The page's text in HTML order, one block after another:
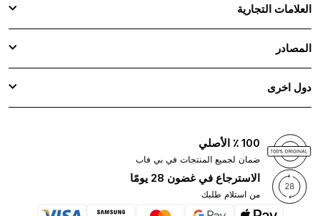
العلامات التجارية
المصادر
دول اخرى
100 ٪ الأصلي
ضمان لجميع المنتجات في بي فاب
الاسترجاع في غضون 28 يومًا
من استلام طلبك